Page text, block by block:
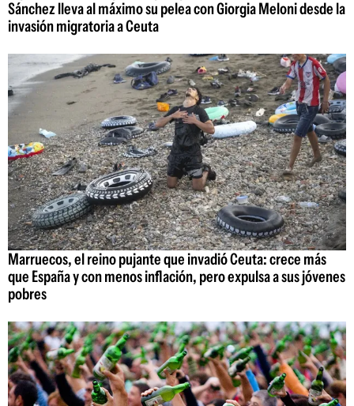
Sánchez lleva al máximo su pelea con Giorgia Meloni desde la
invasión migratoria a Ceuta
Marruecos, el reino pujante que invadió Ceuta: crece más
que España y con menos inflación, pero expulsa a sus jóvenes
pobres